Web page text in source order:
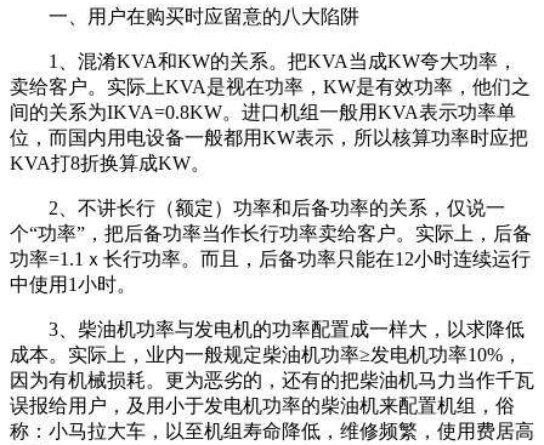
一、用户在购买时应留意的八大陷阱
1、混淆KVA和KW的关系。把KVA当成KW夸大功率，
卖给客户。实际上KVA是视在功率，KW是有效功率，他们之
间的关系为IKVA=0.8KW。进口机组一般用KVA表示功率单
位，而国内用电设备一般都用KW表示，所以核算功率时应把
KVA打8折换算成KW。
2、不讲长行（额定）功率和后备功率的关系，仅说一
个“功率”，把后备功率当作长行功率卖给客户。实际上，后备
功率=1.1ｘ长行功率。而且，后备功率只能在12小时连续运行
中使用1小时。
3、柴油机功率与发电机的功率配置成一样大，以求降低
成本。实际上，业内一般规定柴油机功率≥发电机功率10%，
因为有机械损耗。更为恶劣的，还有的把柴油机马力当作千瓦
误报给用户，及用小于发电机功率的柴油机来配置机组，俗
称：小马拉大车，以至机组寿命降低，维修频繁，使用费居高